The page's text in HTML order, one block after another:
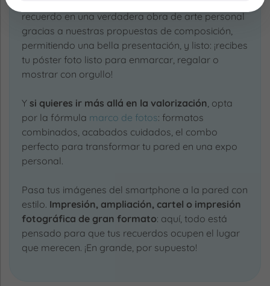
recuerdo en una verdadera obra de arte personal
gracias a nuestras propuestas de composición,
permitiendo una bella presentación, y listo: ¡recibes
tu póster foto listo para enmarcar, regalar o
mostrar con orgullo!
Y si quieres ir más allá en la valorización, opta
por la fórmula marco de fotos: formatos
combinados, acabados cuidados, el combo
perfecto para transformar tu pared en una expo
personal.
Pasa tus imágenes del smartphone a la pared con
estilo. Impresión, ampliación, cartel o impresión
fotográfica de gran formato: aquí, todo está
pensado para que tus recuerdos ocupen el lugar
que merecen. ¡En grande, por supuesto!